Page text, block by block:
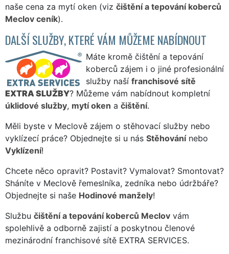
naše cena za mytí oken (viz čištění a tepování koberců
Meclov ceník).
DALŠÍ SLUŽBY, KTERÉ VÁM MŮŽEME NABÍDNOUT
Máte kromě čištění a tepování
koberců zájem i o jiné profesionální
služby naší franchisové sítě
EXTRA SLUŽBY? Můžeme vám nabídnout kompletní
úklidové služby, mytí oken a čištění.
Měli byste v Meclově zájem o stěhovací služby nebo
vyklízecí práce? Objednejte si u nás Stěhovánínebo
Vyklízení!
Chcete něco opravit? Postavit? Vymalovat? Smontovat?
Sháníte v Meclově řemeslníka, zedníka nebo údržbáře?
Objednejte si naše Hodinové manžely!
Službu čištění a tepování koberců Meclov vám
spolehlivě a odborně zajistí a poskytnou členové
mezinárodní franchisové sítě EXTRA SERVICES.